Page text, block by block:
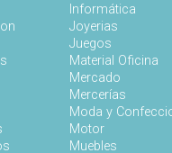
Informática
Joyerias
Juegos
Material Oficina
Mercado
Mercerías
Moda y
Motor
Muebles